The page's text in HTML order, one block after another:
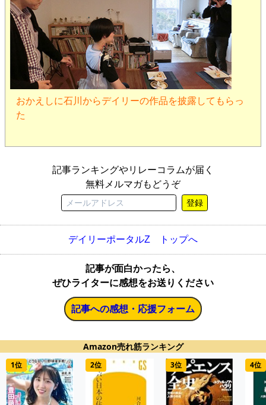
おかえしに石川からデイリーの作品を披露してもらっ
た
記事ランキングやリレーコラムが届く
無料メルマガもどうぞ
登録
デイリーポータルZ トップへ
記事が面白かったら、
ぜひライターに感想をお送りください
記事への感想・応援フォーム
Amazon売れ筋ランキング
1位 2位 3位 4位